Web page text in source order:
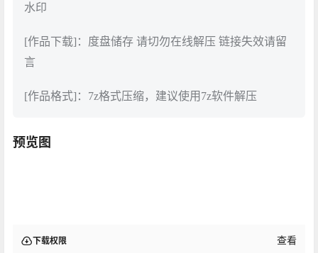
水印
[作品下载]：度盘储存 请切勿在线解压 链接失效请留
言
[作品格式]：7z格式压缩，建议使用7z软件解压
预览图
下载权限 查看